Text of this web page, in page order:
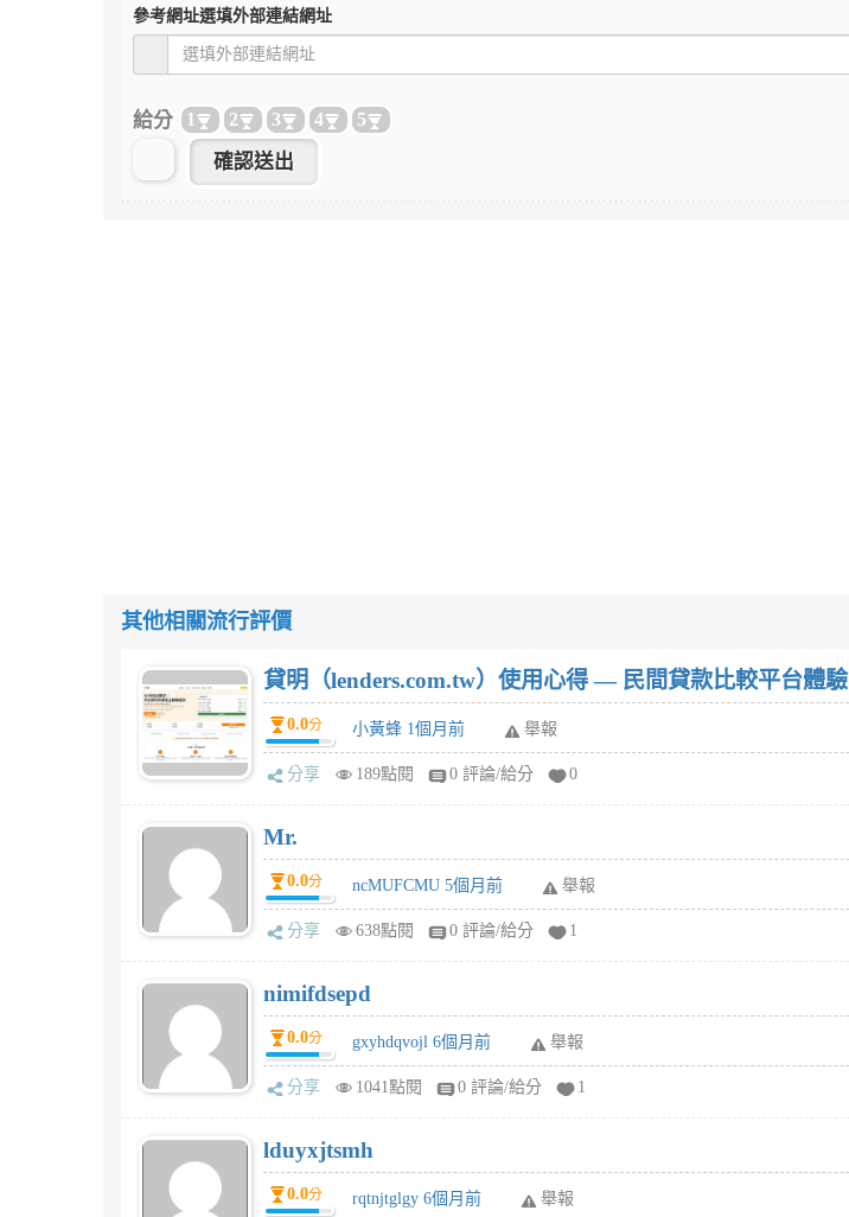
參考網址選填外部連結網址
給分 1 2 3 4 5
其他相關流行評價
貸明（lenders.com.tw）使用心得 — 民間貸款比較平台體驗
0.0分 小黃蜂 1個月前 舉報
分享 189點閱 0 評論/給分 0
Mr.
0.0分 ncMUFCMU 5個月前 舉報
分享 638點閱 0 評論/給分 1
nimifdsepd
0.0分 gxyhdqvojl 6個月前 舉報
分享 1041點閱 0 評論/給分 1
lduyxjtsmh
0.0分 rqtnjtglgy 6個月前 舉報